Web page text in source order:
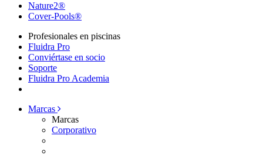
Nature2®
Cover-Pools®
Profesionales en piscinas
Fluidra Pro
Conviértase en socio
Soporte
Fluidra Pro Academia
Marcas
Marcas
Corporativo